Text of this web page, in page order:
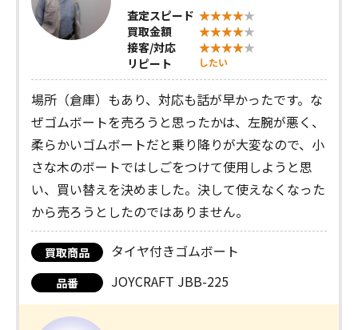
査定スピード
買取金額
接客/対応
リピート
したい
場所（倉庫）もあり、対応も話が早かったです。な
ぜゴムボートを売ろうと思ったかは、左腕が悪く、
柔らかいゴムボートだと乗り降りが大変なので、小
さな木のボートではしごをつけて使用しようと思
い、買い替えを決めました。決して使えなくなった
から売ろうとしたのではありません。
買取商品 タイヤ付きゴムボート
品番 JOYCRAFT JBB-225